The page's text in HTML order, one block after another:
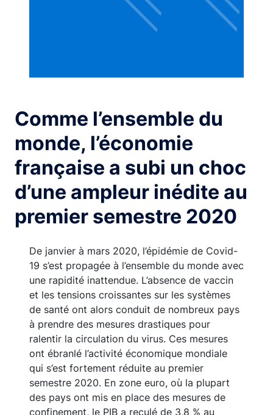
Comme l’ensemble du
monde, l’économie
française a subi un choc
d’une ampleur inédite au
premier semestre 2020
De janvier à mars 2020, l’épidémie de Covid-
19 s’est propagée à l’ensemble du monde avec
une rapidité inattendue. L’absence de vaccin
et les tensions croissantes sur les systèmes
de santé ont alors conduit de nombreux pays
à prendre des mesures drastiques pour
ralentir la circulation du virus. Ces mesures
ont ébranlé l’activité économique mondiale
qui s’est fortement réduite au premier
semestre 2020. En zone euro, où la plupart
des pays ont mis en place des mesures de
confinement, le PIB a reculé de 3,8 % au